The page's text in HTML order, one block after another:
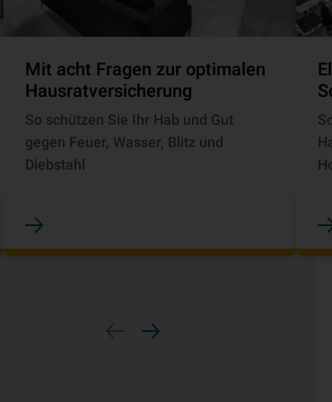
Mit acht Fragen zur optimalen
Hausrat­ver­si­che­rung
So schützen Sie Ihr Hab und Gut
gegen Feuer, Wasser, Blitz und
Diebstahl